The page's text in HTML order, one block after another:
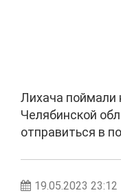
Лихача поймали
Челябинской
отправиться в
19.05.2023 23:12